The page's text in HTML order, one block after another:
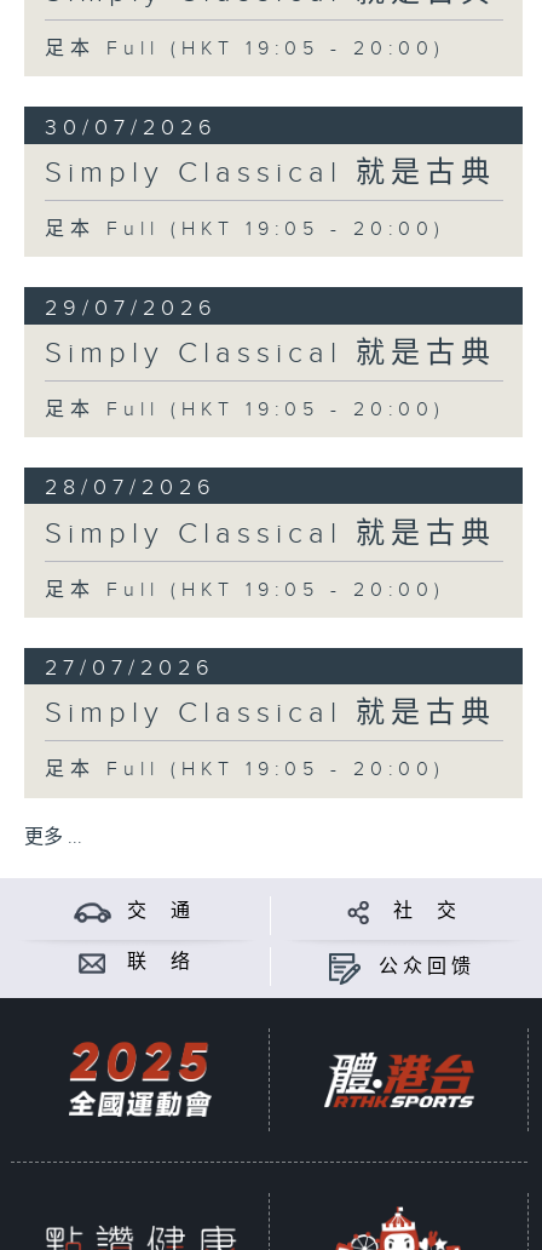
足本 Full (HKT 19:05 - 20:00)
30/07/2026
Simply Classical 就是古典
足本 Full (HKT 19:05 - 20:00)
29/07/2026
Simply Classical 就是古典
足本 Full (HKT 19:05 - 20:00)
28/07/2026
Simply Classical 就是古典
足本 Full (HKT 19:05 - 20:00)
27/07/2026
Simply Classical 就是古典
足本 Full (HKT 19:05 - 20:00)
更多 ...
交 通 社 交
联 络 公众回馈